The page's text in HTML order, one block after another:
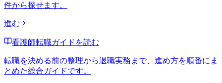
件から探せます。
進む
看護師転職ガイドを読む
転職を決める前の整理から退職実務まで、進め方を順番にま
とめた総合ガイドです。